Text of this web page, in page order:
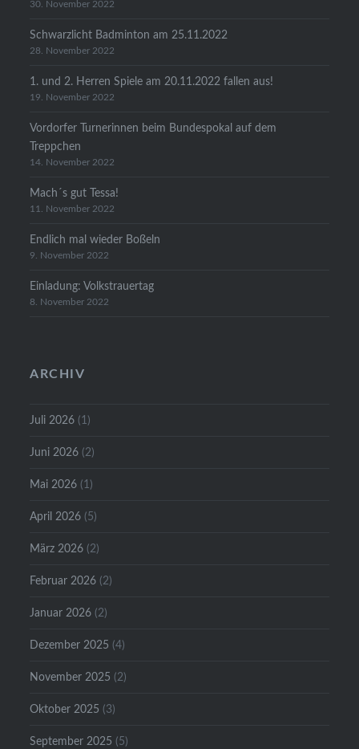
30. November 2022
Schwarzlicht Badminton am 25.11.2022
28. November 2022
1. und 2. Herren Spiele am 20.11.2022 fallen aus!
19. November 2022
Vordorfer Turnerinnen beim Bundespokal auf dem
Treppchen
14. November 2022
Mach´s gut Tessa!
11. November 2022
Endlich mal wieder Boßeln
9. November 2022
Einladung: Volkstrauertag
8. November 2022
ARCHIV
Juli 2026 (1)
Juni 2026 (2)
Mai 2026 (1)
April 2026 (5)
März 2026 (2)
Februar 2026 (2)
Januar 2026 (2)
Dezember 2025 (4)
November 2025 (2)
Oktober 2025 (3)
September 2025 (5)